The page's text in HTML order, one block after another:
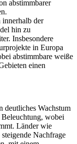
abstimmbarer
der
hin zu
Insbesondere
in Europa
abstimmbare weiße
einen
deutliches Wachstum
wobei
Länder wie
Nachfrage